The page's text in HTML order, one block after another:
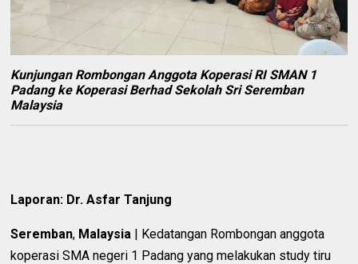
Kunjungan Rombongan Anggota Koperasi RI SMAN 1
Padang ke Koperasi Berhad Sekolah Sri Seremban
Malaysia
Laporan: Dr. Asfar Tanjung
Seremban, Malaysia | Kedatangan Rombongan anggota
koperasi SMA negeri 1 Padang yang melakukan study tiru